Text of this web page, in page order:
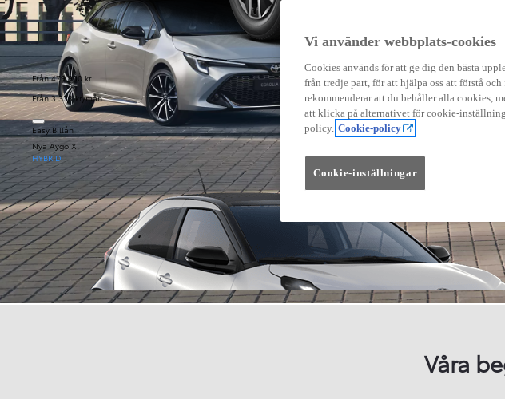
Från 479 900 kr
Från 3 333 kr/mån
Easy Billån
Nya Aygo X
HYBRID
Våra
Vi använder webbplats-cookies
Cookies används för att ge dig den bästa
från tredje part, för att hjälpa oss att förstå
rekommenderar att du behåller alla cookies,
att klicka på alternativet för cookie-
policy. Cookie-policy
Cookie-inställningar